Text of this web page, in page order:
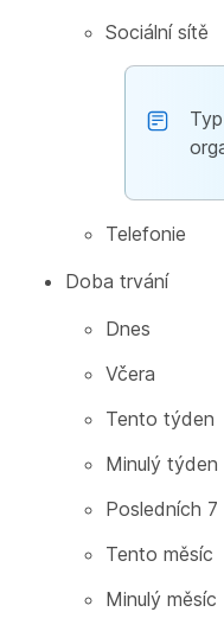
Sociální sítě
Telefonie
Doba trvání
Dnes
Včera
Tento týden
Minulý týden
Posledních
Tento měsíc
Minulý měsíc